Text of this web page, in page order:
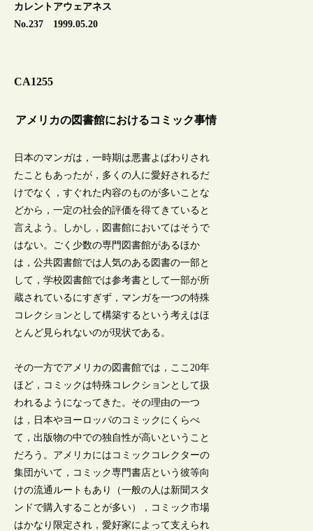
カレントアウェアネス
No.237 1999.05.20
CA1255
アメリカの図書館におけるコミック事情
日本のマンガは，一時期は悪書よばわりされ
たこともあったが，多くの人に愛好されるだ
けでなく，すぐれた内容のものが多いことな
どから，一定の社会的評価を得てきていると
言えよう。しかし，図書館においてはそうで
はない。ごく少数の専門図書館があるほか
は，公共図書館では人気のある図書の一部と
して，学校図書館では参考書として一部が所
蔵されているにすぎず，マンガを一つの特殊
コレクションとして構築するという考えはほ
とんど見られないのが現状である。
その一方でアメリカの図書館では，ここ20年
ほど，コミックは特殊コレクションとして扱
われるようになってきた。その理由の一つ
は，日本やヨーロッパのコミックにくらべ
て，出版物の中での独自性が高いということ
だろう。アメリカにはコミックコレクターの
集団がいて，コミック専門書店という彼等向
けの流通ルートもあり（一般の人は新聞スタ
ンドで購入することが多い），コミック市場
はかなり限定され，愛好家によって支えられ